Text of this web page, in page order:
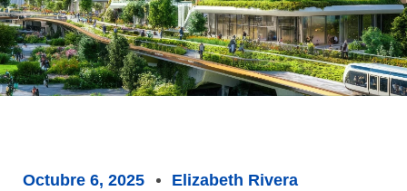
Octubre 6, 2025 Elizabeth Rivera